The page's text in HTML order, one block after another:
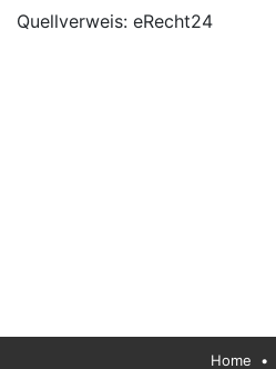
Quellverweis: eRecht24
Home •